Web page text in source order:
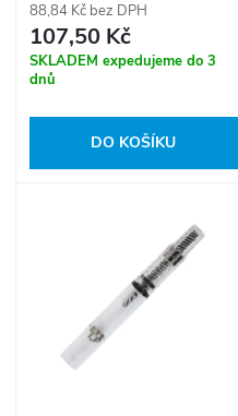
o
d
u
o
88,84 Kč bez DPH
107,50 Kč
SKLADEM expedujeme do 3
dnů
DO KOŠÍKU